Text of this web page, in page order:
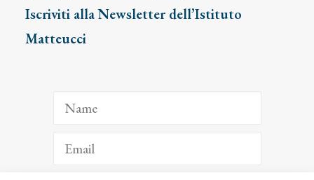
Iscriviti alla Newsletter dell’Istituto
Matteucci